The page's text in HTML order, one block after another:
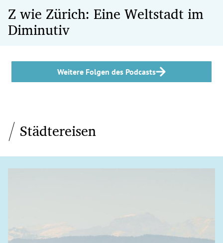
Z wie Zürich: Eine Weltstadt im
Diminutiv
Weitere Folgen des Podcasts
Städtereisen